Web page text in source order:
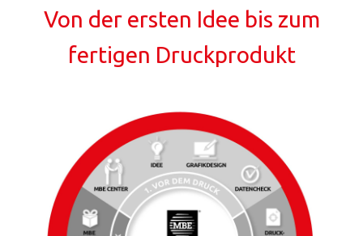
Von der ersten Idee bis zum
fertigen Druckprodukt